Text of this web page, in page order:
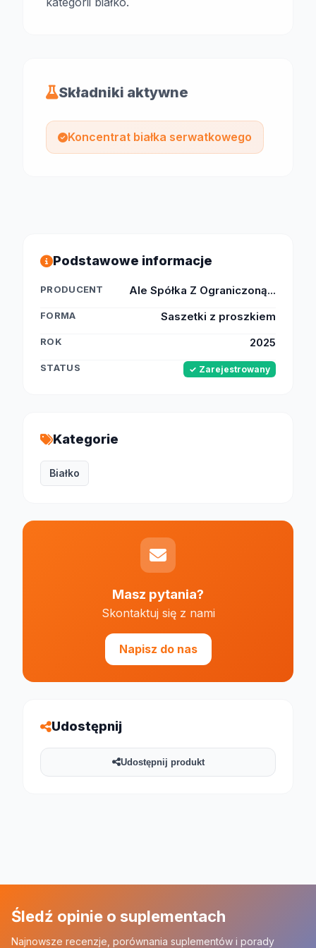
Składniki aktywne
Koncentrat białka serwatkowego
Podstawowe informacje
PRODUCENT Ale Spółka Z Ograniczoną...
FORMA Saszetki z proszkiem
ROK 2025
STATUS ✓ Zarejestrowany
Kategorie
Białko
Masz pytania?
Skontaktuj się z nami
Napisz do nas
Udostępnij
Udostępnij produkt
Śledź opinie o suplementach
Najnowsze recenzje, porównania suplementów i porady